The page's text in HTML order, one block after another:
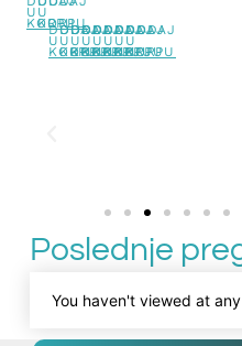
U
KORPU
U
KORPU
DODAJ
U
KORPU
DODAJ
U
KORPU
DODAJ
U
KORPU
DODAJ
U
KORPU
DODAJ
U
KORPU
DODAJ
U
KORPU
DODAJ
U
KORPU
DODAJ
U
KORPU
Poslednje
You haven't viewed at